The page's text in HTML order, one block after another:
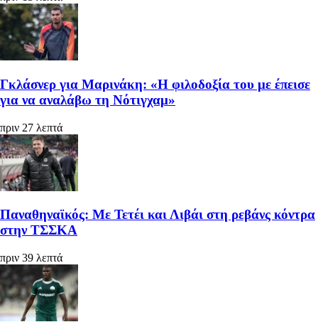
Γκλάσνερ για Μαρινάκη: «Η φιλοδοξία του με έπεισε
για να αναλάβω τη Νότιγχαμ»
πριν 27 λεπτά
Παναθηναϊκός: Με Τετέι και Λιβάι στη ρεβάνς κόντρα
στην ΤΣΣΚΑ
πριν 39 λεπτά